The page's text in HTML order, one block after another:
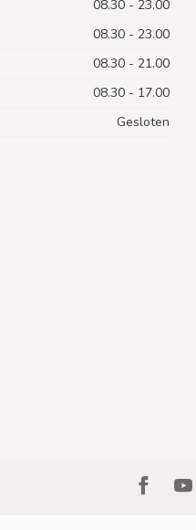
08.30 - 23.00
08.30 - 23.00
08.30 - 21.00
08.30 - 17.00
Gesloten